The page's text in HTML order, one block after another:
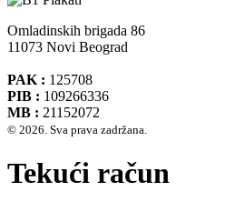
Omladinskih brigada 86
11073 Novi Beograd
PAK : 125708
PIB : 109266336
MB : 21152072
© 2026. Sva prava zadržana.
Tekući račun